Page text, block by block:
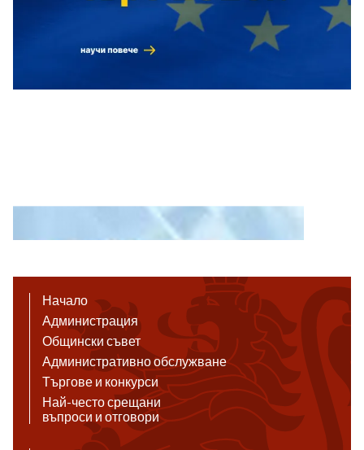
Начало
Администрация
Общински съвет
Административно обслужване
Търгове и конкурси
Най-често срещани
въпроси и отговори